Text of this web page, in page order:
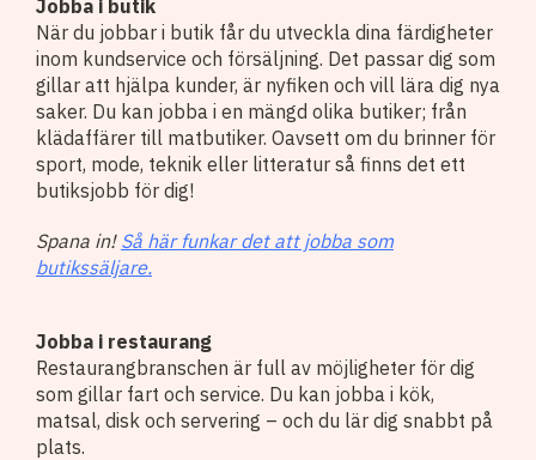
Jobba i butik
När du jobbar i butik får du utveckla dina färdigheter
inom kundservice och försäljning. Det passar dig som
gillar att hjälpa kunder, är nyfiken och vill lära dig nya
saker. Du kan jobba i en mängd olika butiker; från
klädaffärer till matbutiker. Oavsett om du brinner för
sport, mode, teknik eller litteratur så finns det ett
butiksjobb för dig!
Spana in! Så här funkar det att jobba som
butikssäljare.
Jobba i restaurang
Restaurangbranschen är full av möjligheter för dig
som gillar fart och service. Du kan jobba i kök,
matsal, disk och servering – och du lär dig snabbt på
plats.